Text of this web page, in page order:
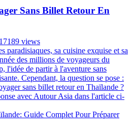
Sans Billet Retour En
17189 views
paradisiaques, sa cuisine exquise et sa
des millions de voyageurs du
l'idée de partir à l'aventure sans
Cependant, la question se pose :
sans billet retour en Thaïlande ?
avec Autour Asia dans l'article ci-